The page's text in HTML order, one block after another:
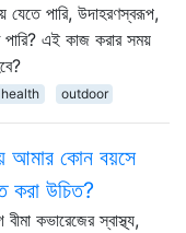
যেতে পারি, উদাহরণস্বরূপ,
পারি? এই কাজ করার সময়
health outdoor
আমার কোন বয়সে
করা উচিত?
বীমা কভারেজের স্বাস্থ্য,